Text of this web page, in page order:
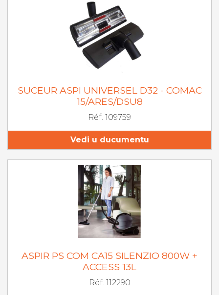
SUCEUR ASPI UNIVERSEL D32 - COMAC
15/ARES/DSU8
Réf. 109759
Vedi u ducumentu
ASPIR PS COM CA15 SILENZIO 800W +
ACCESS 13L
Réf. 112290